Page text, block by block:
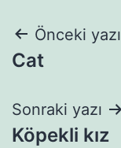
Yazı
Önceki yazı
Cat
Sonraki yazı
Köpekli kız